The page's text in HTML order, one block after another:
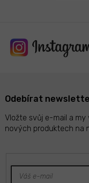
Odebírat
Vložte svůj e-mail a
nových produktech na